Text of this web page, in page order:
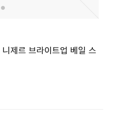
제르 브라이트업 베일 스